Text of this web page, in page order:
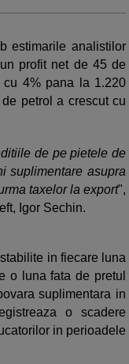
estimarile analistilor
profit net de 45 de
cu 4% pana la 1.220
petrol a crescut cu
de pe pietele de
suplimentare asupra
taxelor la export",
Igor Sechin.
in fiecare luna
o luna fata de pretul
suplimentara in
o scadere
in perioadele